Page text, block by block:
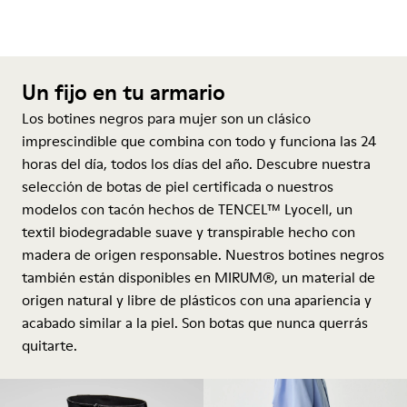
Un fijo en tu armario
Los botines negros para mujer son un clásico
imprescindible que combina con todo y funciona las 24
horas del día, todos los días del año. Descubre nuestra
selección de botas de piel certificada o nuestros
modelos con tacón hechos de TENCEL™ Lyocell, un
textil biodegradable suave y transpirable hecho con
madera de origen responsable. Nuestros botines negros
también están disponibles en MIRUM®, un material de
origen natural y libre de plásticos con una apariencia y
acabado similar a la piel. Son botas que nunca querrás
quitarte.